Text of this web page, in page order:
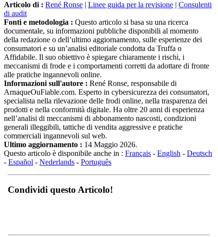
Articolo di : René Ronse | Linee guida per la revisione | Consulenti
di audit
Fonti e metodologia : Questo articolo si basa su una ricerca
documentale, su informazioni pubbliche disponibili al momento
della redazione o dell’ultimo aggiornamento, sulle esperienze dei
consumatori e su un’analisi editoriale condotta da Truffa o
Affidabile. Il suo obiettivo è spiegare chiaramente i rischi, i
meccanismi di frode e i comportamenti corretti da adottare di fronte
alle pratiche ingannevoli online.
Informazioni sull'autore : René Ronse, responsabile di
ArnaqueOuFiable.com. Esperto in cybersicurezza dei consumatori,
specialista nella rilevazione delle frodi online, nella trasparenza dei
prodotti e nella conformità digitale. Ha oltre 20 anni di esperienza
nell’analisi di meccanismi di abbonamento nascosti, condizioni
generali illeggibili, tattiche di vendita aggressive e pratiche
commerciali ingannevoli sul web.
Ultimo aggiornamento : 14 Maggio 2026.
Questo articolo è disponibile anche in : Français - English - Deutsch
- Español - Nederlands - Português
Condividi questo Articolo!